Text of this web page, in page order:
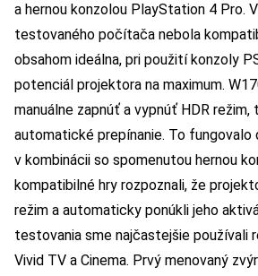
a hernou konzolou PlayStation 4 Pro.
testovaného počítača nebola
obsahom ideálna, pri použití konzoly
potenciál projektora na maximum.
manuálne zapnúť a vypnúť HDR
automatické prepínanie. To fungovalo
v kombinácii so spomenutou hernou
kompatibilné hry rozpoznali, že
režim a automaticky ponúkli jeho
testovania sme najčastejšie používali
Vivid TV a Cinema. Prvý menovaný